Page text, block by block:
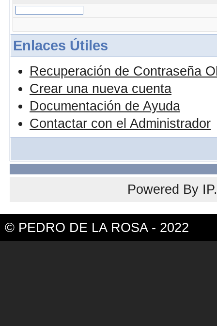
Enlaces Útiles
Recuperación de Contraseña
Crear una nueva cuenta
Documentación de Ayuda
Contactar con el Administrador
Powered By
© PEDRO DE LA ROSA - 2022